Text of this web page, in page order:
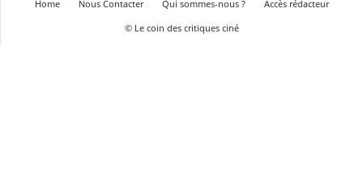
Home Nous Contacter Qui sommes-nous ?
Accès rédacteur
© Le coin des critiques ciné